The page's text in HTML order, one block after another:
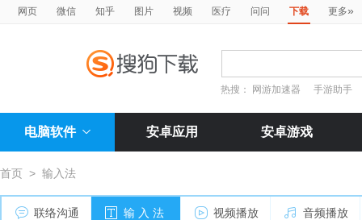
网页 微信 知乎 图片 视频 医疗 问问 下载 更多»
热搜： 网游加速器 手游助手
电脑软件 安卓应用 安卓游戏
首页 > 输入法
联络沟通 输 入 法 视频播放 音频播放